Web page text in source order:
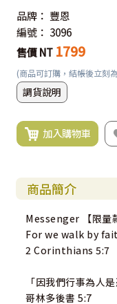
品牌： 豐恩
編號： 3096
售價 NT 1799
(商品可訂購，結帳後立刻
調貨說明
加入購物車
商品簡介
Messenger 【限量
For we walk by
2 Corinthians 5:7
「因我們行事為人
哥林多後書 5:7